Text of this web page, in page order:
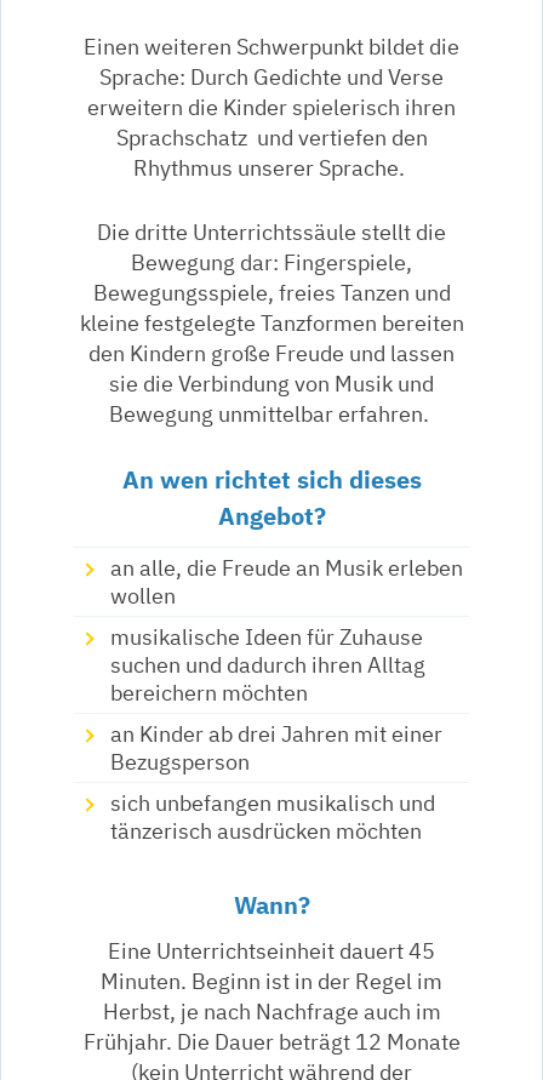
Einen weiteren Schwerpunkt bildet die
Sprache: Durch Gedichte und Verse
erweitern die Kinder spielerisch ihren
Sprachschatz und vertiefen den
Rhythmus unserer Sprache.
Die dritte Unterrichtssäule stellt die
Bewegung dar: Fingerspiele,
Bewegungsspiele, freies Tanzen und
kleine festgelegte Tanzformen bereiten
den Kindern große Freude und lassen
sie die Verbindung von Musik und
Bewegung unmittelbar erfahren.
An wen richtet sich dieses
Angebot?
an alle, die Freude an Musik erleben
wollen
musikalische Ideen für Zuhause
suchen und dadurch ihren Alltag
bereichern möchten
an Kinder ab drei Jahren mit einer
Bezugsperson
sich unbefangen musikalisch und
tänzerisch ausdrücken möchten
Wann?
Eine Unterrichtseinheit dauert 45
Minuten. Beginn ist in der Regel im
Herbst, je nach Nachfrage auch im
Frühjahr. Die Dauer beträgt 12 Monate
(kein Unterricht während der